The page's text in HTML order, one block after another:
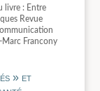
livre : Entre
Revue
Marc Francony
» et